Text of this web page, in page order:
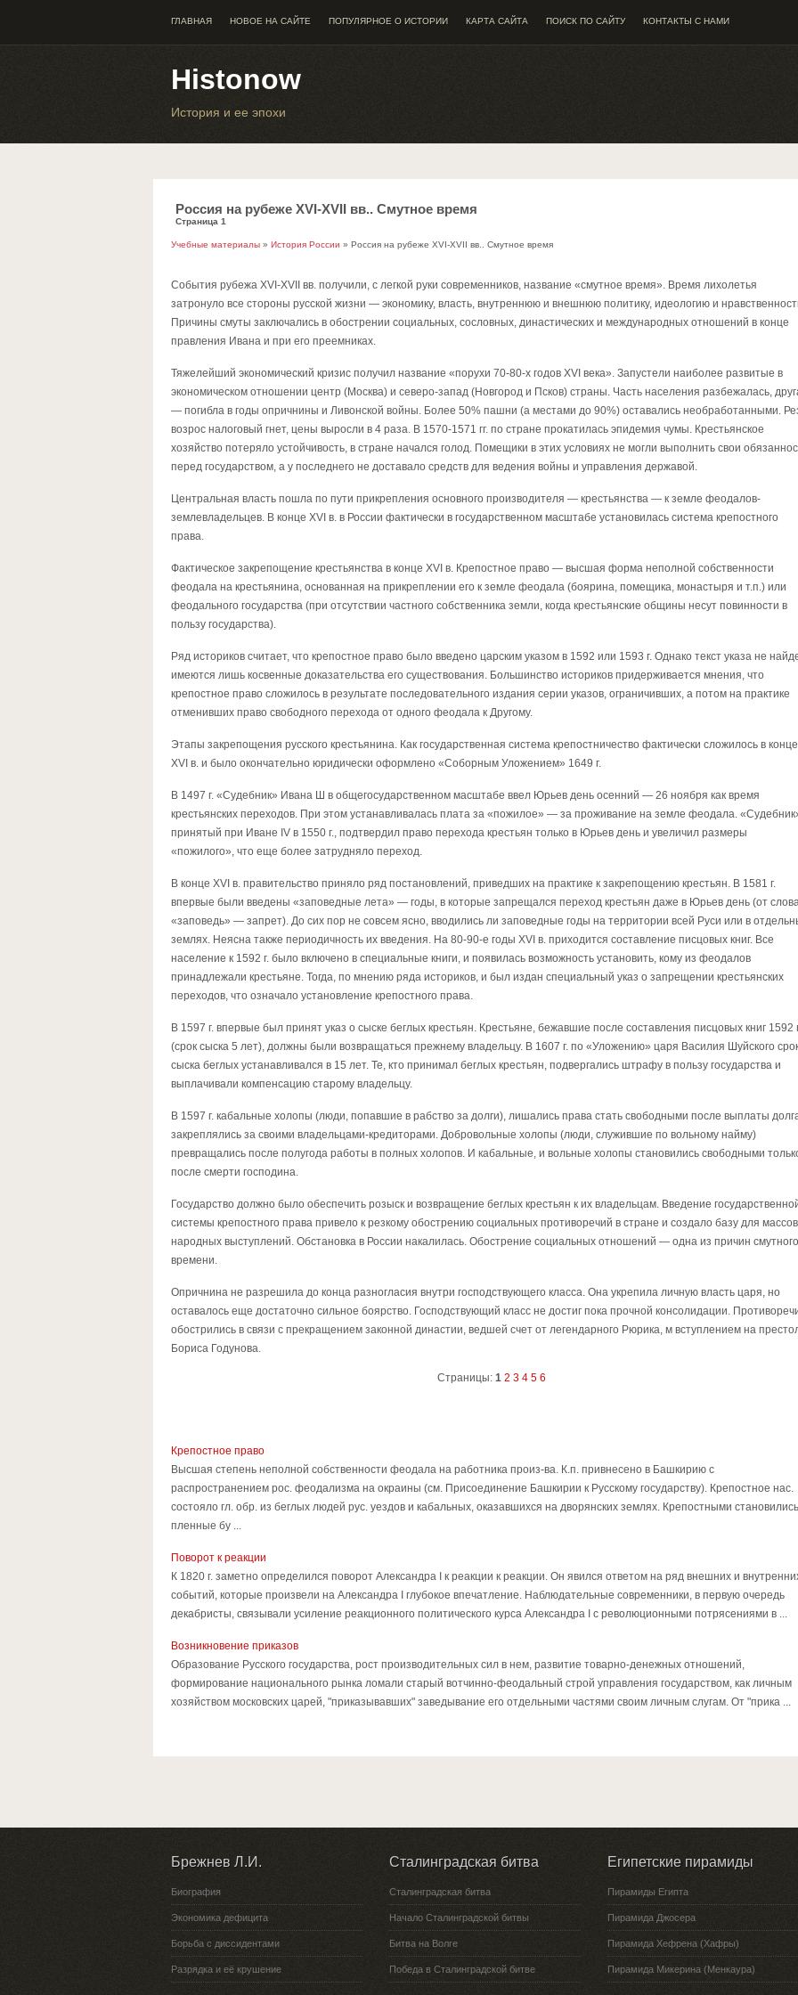
ГЛАВНАЯ НОВОЕ НА САЙТЕ ПОПУЛЯРНОЕ О ИСТОРИИ КАРТА САЙТА ПОИСК ПО САЙТУ КОНТАКТЫ С НАМИ
Histonow
История и ее эпохи
Россия на рубеже XVI-XVII вв.. Смутное время
Страница 1
Учебные материалы » История России » Россия на рубеже XVI-XVII вв.. Смутное время
События рубежа XVI-XVII вв. получили, с легкой руки современников, название «смутное время». Время лихолетья
затронуло все стороны русской жизни — экономику, власть, внутреннюю и внешнюю политику, идеологию и
Причины смуты заключались в обострении социальных, сословных, династических и международных отношений в конце
правления Ивана и при его преемниках.
Тяжелейший экономический кризис получил название «порухи 70-80-х годов XVI века». Запустели наиболее развитые в
экономическом отношении центр (Москва) и северо-запад (Новгород и Псков) страны. Часть населения разбежалась,
— погибла в годы опричнины и Ливонской войны. Более 50% пашни (а местами до 90%) оставались необработанными.
возрос налоговый гнет, цены выросли в 4 раза. В 1570-1571 гг. по стране прокатилась эпидемия чумы. Крестьянское
хозяйство потеряло устойчивость, в стране начался голод. Помещики в этих условиях не могли выполнить свои
перед государством, а у последнего не доставало средств для ведения войны и управления державой.
Центральная власть пошла по пути прикрепления основного производителя — крестьянства — к земле феодалов-
землевладельцев. В конце XVI в. в России фактически в государственном масштабе установилась система крепостного
права.
Фактическое закрепощение крестьянства в конце XVI в. Крепостное право — высшая форма неполной собственности
феодала на крестьянина, основанная на прикреплении его к земле феодала (боярина, помещика, монастыря и т.п.) или
феодального государства (при отсутствии частного собственника земли, когда крестьянские общины несут повинности в
пользу государства).
Ряд историков считает, что крепостное право было введено царским указом в 1592 или 1593 г. Однако текст указа не
имеются лишь косвенные доказательства его существования. Большинство историков придерживается мнения, что
крепостное право сложилось в результате последовательного издания серии указов, ограничивших, а потом на практике
отменивших право свободного перехода от одного феодала к Другому.
Этапы закрепощения русского крестьянина. Как государственная система крепостничество фактически сложилось в конце
XVI в. и было окончательно юридически оформлено «Соборным Уложением» 1649 г.
В 1497 г. «Судебник» Ивана Ш в общегосударственном масштабе ввел Юрьев день осенний — 26 ноября как время
крестьянских переходов. При этом устанавливалась плата за «пожилое» — за проживание на земле феодала.
принятый при Иване IV в 1550 г., подтвердил право перехода крестьян только в Юрьев день и увеличил размеры
«пожилого», что еще более затрудняло переход.
В конце XVI в. правительство приняло ряд постановлений, приведших на практике к закрепощению крестьян. В 1581 г.
впервые были введены «заповедные лета» — годы, в которые запрещался переход крестьян даже в Юрьев день (от
«заповедь» — запрет). До сих пор не совсем ясно, вводились ли заповедные годы на территории всей Руси или в
землях. Неясна также периодичность их введения. На 80-90-е годы XVI в. приходится составление писцовых книг. Все
население к 1592 г. было включено в специальные книги, и появилась возможность установить, кому из феодалов
принадлежали крестьяне. Тогда, по мнению ряда историков, и был издан специальный указ о запрещении крестьянских
переходов, что означало установление крепостного права.
В 1597 г. впервые был принят указ о сыске беглых крестьян. Крестьяне, бежавшие после составления писцовых книг 1592
(срок сыска 5 лет), должны были возвращаться прежнему владельцу. В 1607 г. по «Уложению» царя Василия Шуйского
сыска беглых устанавливался в 15 лет. Те, кто принимал беглых крестьян, подвергались штрафу в пользу государства и
выплачивали компенсацию старому владельцу.
В 1597 г. кабальные холопы (люди, попавшие в рабство за долги), лишались права стать свободными после выплаты
закреплялись за своими владельцами-кредиторами. Добровольные холопы (люди, служившие по вольному найму)
превращались после полугода работы в полных холопов. И кабальные, и вольные холопы становились свободными
после смерти господина.
Государство должно было обеспечить розыск и возвращение беглых крестьян к их владельцам. Введение
системы крепостного права привело к резкому обострению социальных противоречий в стране и создало базу для
народных выступлений. Обстановка в России накалилась. Обострение социальных отношений — одна из причин смутного
времени.
Опричнина не разрешила до конца разногласия внутри господствующего класса. Она укрепила личную власть царя, но
оставалось еще достаточно сильное боярство. Господствующий класс не достиг пока прочной консолидации.
обострились в связи с прекращением законной династии, ведшей счет от легендарного Рюрика, м вступлением на
Бориса Годунова.
Страницы: 1 2 3 4 5 6
Крепостное право
Высшая степень неполной собственности феодала на работника произ-ва. К.п. привнесено в Башкирию с
распространением рос. феодализма на окраины (см. Присоединение Башкирии к Русскому государству). Крепостное нас.
состояло гл. обр. из беглых людей рус. уездов и кабальных, оказавшихся на дворянских землях. Крепостными становились
пленные бу ...
Поворот к реакции
К 1820 г. заметно определился поворот Александра I к реакции к реакции. Он явился ответом на ряд внешних и
событий, которые произвели на Александра I глубокое впечатление. Наблюдательные современники, в первую очередь
декабристы, связывали усиление реакционного политического курса Александра I с революционными потрясениями в ...
Возникновение приказов
Образование Русского государства, рост производительных сил в нем, развитие товарно-денежных отношений,
формирование национального рынка ломали старый вотчинно-феодальный строй управления государством, как личным
хозяйством московских царей, "приказывавших" заведывание его отдельными частями своим личным слугам. От "прика ...
Брежнев Л.И.
Биография
Экономика дефицита
Борьба с диссидентами
Разрядка и её крушение
Сталинградская битва
Сталинградская битва
Начало Сталинградской битвы
Битва на Волге
Победа в Сталинградской битве
Египетские пирамиды
Пирамиды Египта
Пирамида Джосера
Пирамида Хефрена (Хафры)
Пирамида Микерина (Менкаура)